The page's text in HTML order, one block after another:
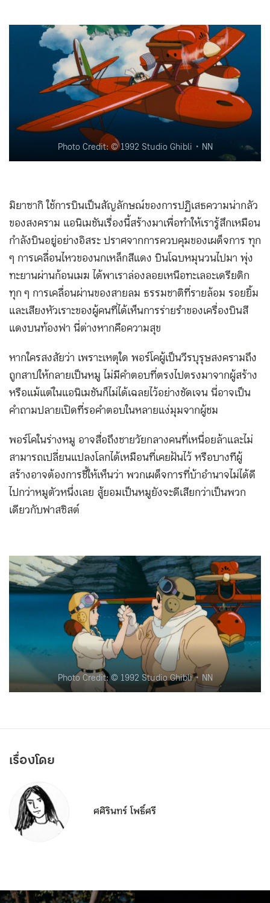
Photo Credit: © 1992 Studio Ghibli・NN
มิยาซากิ ใช้การบินเป็นสัญลักษณ์ของการปฏิเสธความน่ากลัว
ของสงคราม แอนิเมชันเรื่องนี้สร้างมาเพื่อทำให้เรารู้สึกเหมือน
กำลังบินอยู่อย่างอิสระ ปราศจากการควบคุมของเผด็จการ ทุก
ๆ การเคลื่อนไหวของนกเหล็กสีแดง บินโฉบหมุนวนไปมา พุ่ง
ทะยานผ่านก้อนเมฆ ได้พาเราล่องลอยเหนือทะเลอะเดรียติก
ทุก ๆ การเคลื่อนผ่านของสายลม ธรรมชาติที่รายล้อม รอยยิ้ม
และเสียงหัวเราะของผู้คนที่ได้เห็นการร่ายรำของเครื่องบินสี
แดงบนท้องฟ้า นี่ต่างหากคือความสุข
หากใครสงสัยว่า เพราะเหตุใด พอร์โคผู้เป็นวีรบุรุษสงครามถึง
ถูกสาปให้กลายเป็นหมู ไม่มีคำตอบที่ตรงไปตรงมาจากผู้สร้าง
หรือแม้แต่ในแอนิเมชันก็ไม่ได้เฉลยไว้อย่างชัดเจน นี่อาจเป็น
คำถามปลายเปิดที่รอคำตอบในหลายแง่มุมจากผู้ชม
พอร์โคในร่างหมู อาจสื่อถึงชายวัยกลางคนที่เหนื่อยล้าและไม่
สามารถเปลี่ยนแปลงโลกได้เหมือนที่เคยฝันไว้ หรือบางทีผู้
สร้างอาจต้องการชี้ให้เห็นว่า พวกเผด็จการที่บ้าอำนาจไม่ได้ดี
ไปกว่าหมูตัวหนึ่งเลย สู้ยอมเป็นหมูยังจะดีเสียกว่าเป็นพวก
เดียวกับฟาสซิสต์
Photo Credit: © 1992 Studio Ghibli・NN
เรื่องโดย
ศศิรินทร์ โพธิ์ศรี